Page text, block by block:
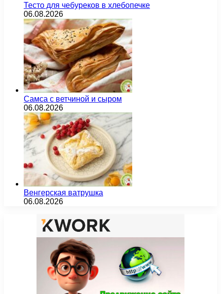
Тесто для чебуреков в хлебопечке
06.08.2026
Самса с ветчиной и сыром
06.08.2026
Венгерская ватрушка
06.08.2026